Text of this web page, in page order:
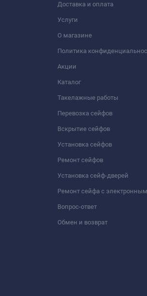
Доставка и оплата
Услуги
О магазине
Политика
Акции
Каталог
Такелажные работы
Перевозка сейфов
Вскрытие сейфов
Установка сейфов
Ремонт сейфов
Установка сейф-дверей
Ремонт сейфа с
Вопрос-ответ
Обмен и возврат